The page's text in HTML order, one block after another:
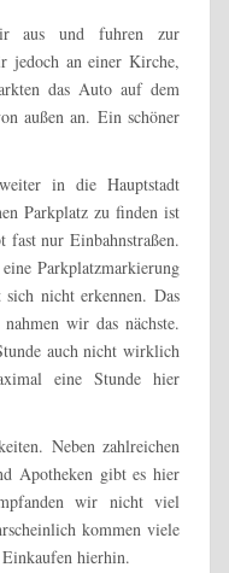
aus und fuhren zur
jedoch an einer Kirche,
das Auto auf dem
außen an. Ein schöner
in die Hauptstadt
Parkplatz zu finden ist
nur Einbahnstraßen.
Parkplatzmarkierung
nicht erkennen. Das
wir das nächste.
auch nicht wirklich
eine Stunde hier
Neben zahlreichen
Apotheken gibt es hier
wir nicht viel
kommen viele
hierhin.